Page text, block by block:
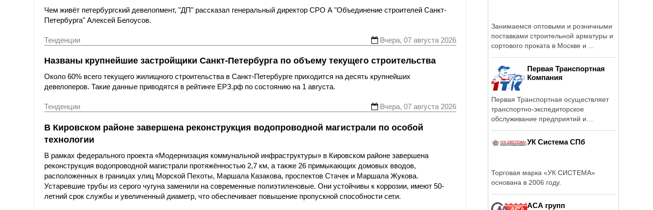
Чем живёт петербургский девелопмент, "ДП" рассказал генеральный директор СРО А "Объединение строителей Санкт-
Петербурга" Алексей Белоусов.
Тенденции Вчера, 07 августа 2026
Названы крупнейшие застройщики Санкт-Петербурга по объему текущего строительства
Около 60% всего текущего жилищного строительства в Санкт-Петербурге приходится на десять крупнейших
девелоперов. Такие данные приводятся в рейтинге ЕРЗ.рф по состоянию на 1 августа.
Тенденции Вчера, 07 августа 2026
В Кировском районе завершена реконструкция водопроводной магистрали по особой
технологии
В рамках федерального проекта «Модернизация коммунальной инфраструктуры» в Кировском районе завершена
реконструкция водопроводной магистрали протяжённостью 2,7 км, а также 26 примыкающих домовых вводов,
расположенных в границах улиц Морской Пехоты, Маршала Казакова, проспектов Стачек и Маршала Жукова.
Устаревшие трубы из серого чугуна заменили на современные полиэтиленовые. Они устойчивы к коррозии, имеют 50-
летний срок службы и увеличенный диаметр, что обеспечивает повышение пропускной способности сети.
Занимаемся оптовыми и розничными
поставками строительной арматуры и
сортового проката в Москве и ...
Первая Транспортная
Компания
Первая Транспортная осуществляет
транспортно-экспедиторское
обслуживание предприятий и
УК Система СПб
Торговая марка «УК СИСТЕМА»
основана в 2006 году.
АСА групп